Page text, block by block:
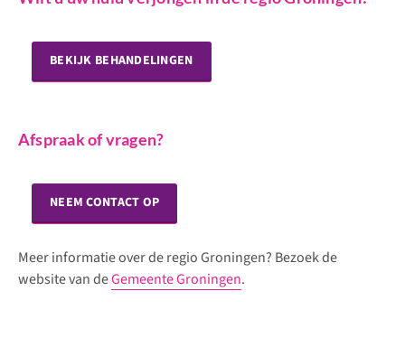
BEKIJK BEHANDELINGEN
Afspraak of vragen?
NEEM CONTACT OP
Meer informatie over de regio Groningen? Bezoek de
website van deGemeente Groningen.